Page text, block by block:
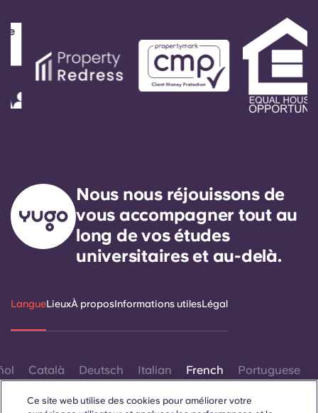
Nous nous réjouissons de
vous accompagner tout au
long de vos études
universitaires et au-delà.
LangueLieuxÀ proposInformations utilesLégal
Català Deutsch Italian French Portuguese
Ce site web utilise des cookies pour améliorer votre